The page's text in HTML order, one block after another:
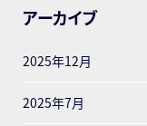
アーカイブ
2025年12月
2025年7月